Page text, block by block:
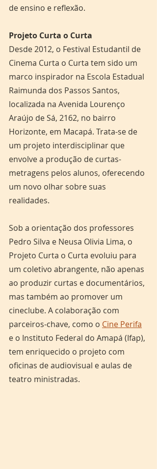
de ensino e reflexão.
Projeto Curta o Curta
Desde 2012, o Festival Estudantil de
Cinema Curta o Curta tem sido um
marco inspirador na Escola Estadual
Raimunda dos Passos Santos,
localizada na Avenida Lourenço
Araújo de Sá, 2162, no bairro
Horizonte, em Macapá. Trata-se de
um projeto interdisciplinar que
envolve a produção de curtas-
metragens pelos alunos, oferecendo
um novo olhar sobre suas
realidades.
Sob a orientação dos professores
Pedro Silva e Neusa Olivia Lima, o
Projeto Curta o Curta evoluiu para
um coletivo abrangente, não apenas
ao produzir curtas e documentários,
mas também ao promover um
cineclube. A colaboração com
parceiros-chave, como o Cine Perifa
e o Instituto Federal do Amapá (Ifap),
tem enriquecido o projeto com
oficinas de audiovisual e aulas de
teatro ministradas.